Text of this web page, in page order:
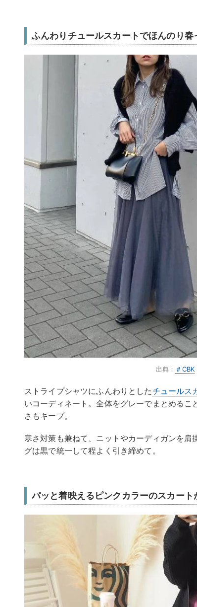
ふんわりチュールスカートでほんのり春
出典： ＃CBK
ストライプシャツにふんわりとしたチュールス
いコーディネート。全体をグレーでまとめる
さもキープ。
寒さ対策も兼ねて、ニットやカーディガンを肩
グは黒で統一して程よく引き締めて。
パッと着映えるピンクカラーのスカート